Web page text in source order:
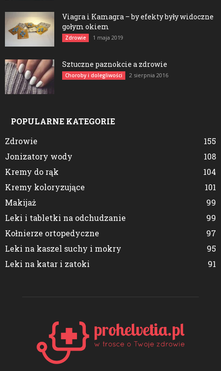
Viagra i Kamagra – by efekty były widoczne
gołym okiem
Zdrowie 1 maja 2019
Sztuczne paznokcie a zdrowie
Choroby i dolegliwości 2 sierpnia 2016
POPULARNE KATEGORIE
Zdrowie
155
Jonizatory wody
108
Kremy do rąk
104
Kremy koloryzujące
101
Makijaż
99
Leki i tabletki na odchudzanie
99
Kołnierze ortopedyczne
97
Leki na kaszel suchy i mokry
95
Leki na katar i zatoki
91